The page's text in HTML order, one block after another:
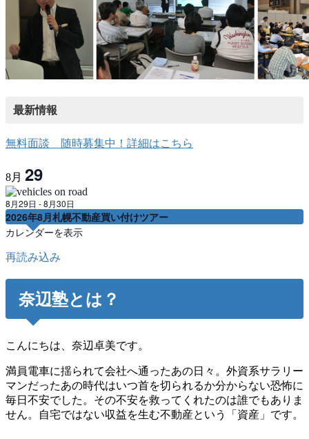
最新情報
無料面談 随時募集中！詳細はこちら
8月 29
8月29日 -8月30日
2026年8月札幌不動産買い付けツアー
カレンダーを表示
再読み込み
奈辺塾とは？
こんにちは、奈辺卓美です。
満員電車に揺られて会社へ通ったあの日々。外資系サラリー
マンだったあの時代はいつ首を切られるか分からない恐怖に
毎日不安でした。その不安を救ってくれたのは誰でもありま
せん。自宅ではない収益を生む不動産という「資産」です。